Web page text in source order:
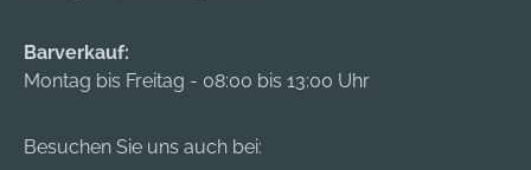
Barverkauf:
Montag bis Freitag - 08:00 bis 13:00 Uhr
Besuchen Sie uns auch bei: